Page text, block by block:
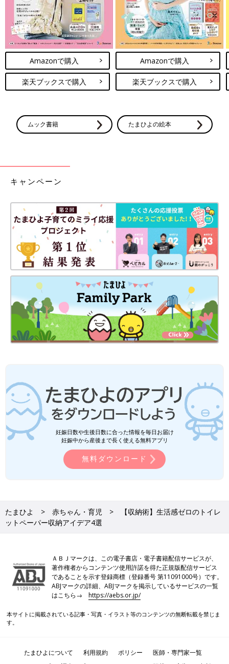
Amazonで購入
楽天ブックスで購入
Amazonで購入
楽天ブックスで購入
ムック書籍 たまひよの絵本
キャンペーン
妊娠日数や生後日数に合った情報を毎日お届け
妊娠中から産後まで長く使える無料アプリ
無料ダウンロード
たまひよ 赤ちゃん・育児
【収納術】生活感ゼロのトイレ
ットペーパー収納アイデア4選
ＡＢＪマークは、この電子書店・電子書籍配信サービスが、
著作権者からコンテンツ使用許諾を得た正規版配信サービス
であることを示す登録商標（登録番号 第11091000号）です。
ABJマークの詳細、ABJマークを掲示しているサービスの一覧
はこちら→https://aebs.or.jp/
本サイトに掲載されている記事・写真・イラスト等のコンテンツの無断転載を禁じま
す。
たまひよについて 利用規約 ポリシー
医師・専門家一覧